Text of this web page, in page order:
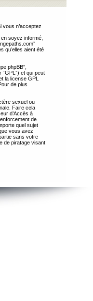
vous n’acceptez
soyez informé,
qu’elles aient été
phpBB”,
“GPL”) et qui peut
la license GPL
de plus
sexuel ou
Faire cela
d’Accès à
de
quel sujet
vous avez
sans votre
de piratage visant